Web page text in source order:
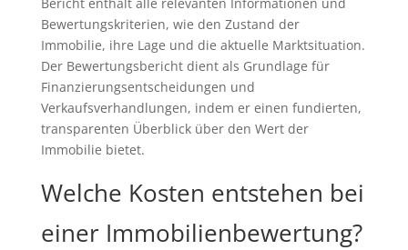
Bewertungskriterien, wie den Zustand der
Immobilie, ihre Lage und die aktuelle Marktsituation.
Der Bewertungsbericht dient als Grundlage für
Finanzierungsentscheidungen und
Verkaufsverhandlungen, indem er einen fundierten,
transparenten Überblick über den Wert der
Immobilie bietet.
Welche Kosten entstehen bei
einer Immobilienbewertung?